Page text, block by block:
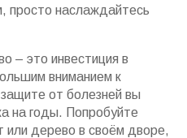
просто наслаждайтесь
– это инвестиция в
вниманием к
от болезней вы
на годы. Попробуйте
или дерево в своём дворе,